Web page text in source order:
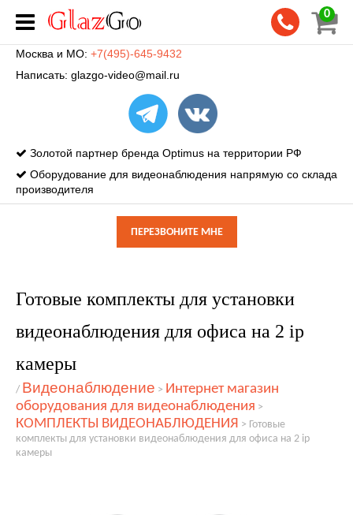
0
Москва и МО: +7(495)-645-9432
Написать: glazgo-video@mail.ru
Золотой партнер бренда Optimus на территории РФ
Оборудование для видеонаблюдения напрямую со склада
производителя
ПЕРЕЗВОНИТЕ МНЕ
Готовые комплекты для установки
видеонаблюдения для офиса на 2 ip
камеры
/ Видеонаблюдение > Интернет магазин
оборудования для видеонаблюдения >
КОМПЛЕКТЫ ВИДЕОНАБЛЮДЕНИЯ > Готовые
комплекты для установки видеонаблюдения для офиса на 2 ip
камеры